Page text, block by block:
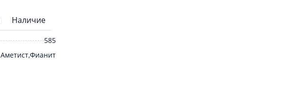
Наличие
585
Аметист,Фианит